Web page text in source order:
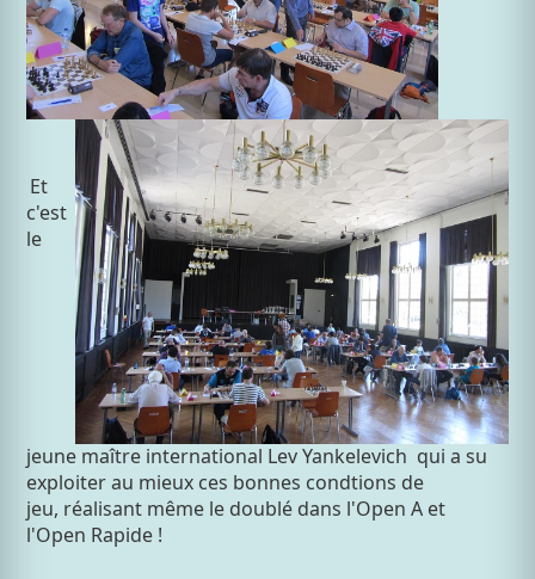
Et
c'est
le
jeune maître international Lev Yankelevich qui a su
exploiter au mieux ces bonnes condtions de
jeu, réalisant même le doublé dans l'Open A et
l'Open Rapide !